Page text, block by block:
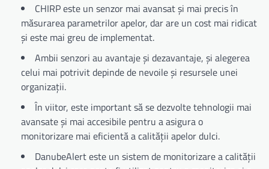
CHIRP este un senzor mai avansat și mai precis în
măsurarea parametrilor apelor, dar are un cost mai ridicat
și este mai greu de implementat.
Ambii senzori au avantaje și dezavantaje, și alegerea
celui mai potrivit depinde de nevoile și resursele unei
organizații.
În viitor, este important să se dezvolte tehnologii mai
avansate și mai accesibile pentru a asigura o
monitorizare mai eficientă a calității apelor dulci.
DanubeAlert este un sistem de monitorizare a calității